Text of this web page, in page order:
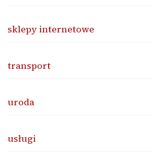
sklepy internetowe
transport
uroda
usługi